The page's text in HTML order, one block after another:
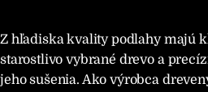
Z hľadiska kvality podlahy majú
starostlivo vybrané drevo a
jeho sušenia. Ako výrobca